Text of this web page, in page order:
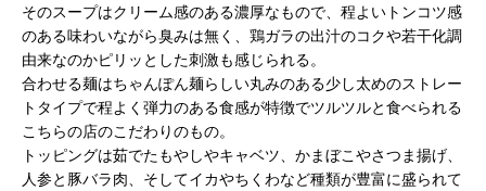
そのスープはクリーム感のある濃厚なもので、程よいトンコツ感
のある味わいながら臭みは無く、鶏ガラの出汁のコクや若干化調
由来なのかピリッとした刺激も感じられる。
合わせる麺はちゃんぽん麺らしい丸みのある少し太めのストレー
トタイプで程よく弾力のある食感が特徴でツルツルと食べられる
こちらの店のこだわりのもの。
トッピングは茹でたもやしやキャベツ、かまぼこやさつま揚げ、
人参と豚バラ肉、そしてイカやちくわなど種類が豊富に盛られて